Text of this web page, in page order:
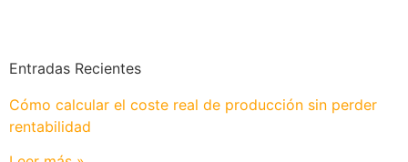
Entradas Recientes
Cómo calcular el coste real de producción sin perder
rentabilidad